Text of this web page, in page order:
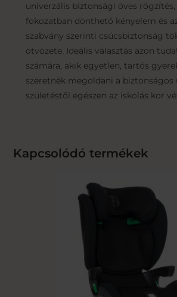
univerzális biztonsági öves
fokozatban dönthető kényelem és
szabvány szerinti csúcsbiztonság
ötvözete. Ideális választás azon
számára, akik egyetlen, tartós
szeretnék megoldani a biztonságos
születéstől egészen az iskolás kor
Kapcsolódó termékek